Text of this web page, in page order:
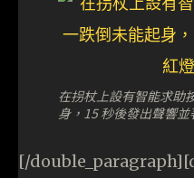
在拐杖上設有智能求助
身，15 秒後發出聲響並
[/